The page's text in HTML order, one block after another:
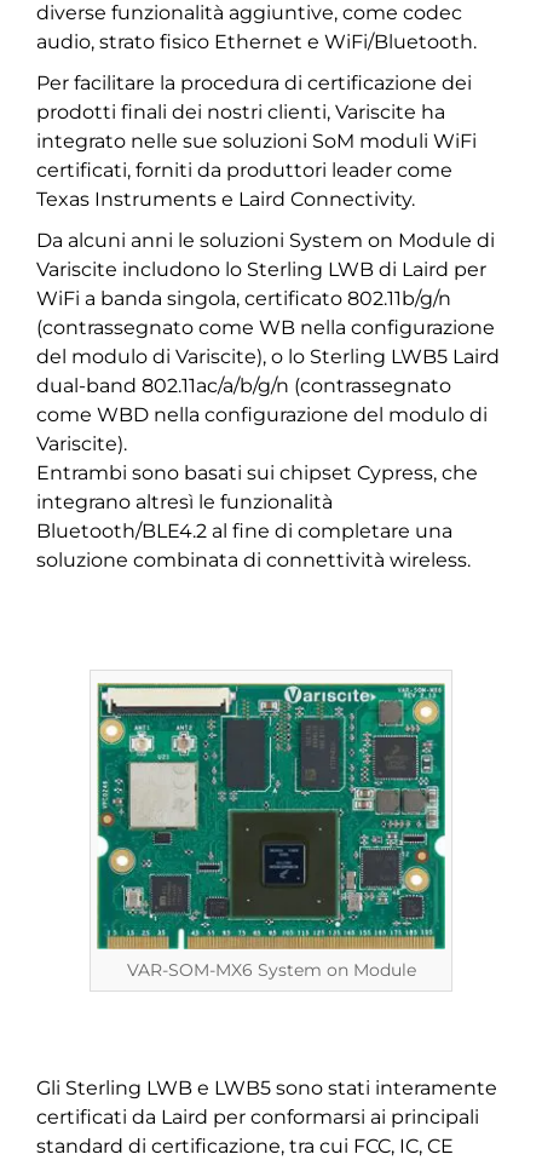
diverse funzionalità aggiuntive, come codec
audio, strato fisico Ethernet e WiFi/Bluetooth.
Per facilitare la procedura di certificazione dei
prodotti finali dei nostri clienti, Variscite ha
integrato nelle sue soluzioni SoM moduli WiFi
certificati, forniti da produttori leader come
Texas Instruments e Laird Connectivity.
Da alcuni anni le soluzioni System on Module di
Variscite includono lo Sterling LWB di Laird per
WiFi a banda singola, certificato 802.11b/g/n
(contrassegnato come WB nella configurazione
del modulo di Variscite), o lo Sterling LWB5 Laird
dual-band 802.11ac/a/b/g/n (contrassegnato
come WBD nella configurazione del modulo di
Variscite).
Entrambi sono basati sui chipset Cypress, che
integrano altresì le funzionalità
Bluetooth/BLE4.2 al fine di completare una
soluzione combinata di connettività wireless.
VAR-SOM-MX6 System on Module
Gli Sterling LWB e LWB5 sono stati interamente
certificati da Laird per conformarsi ai principali
standard di certificazione, tra cui FCC, IC, CE